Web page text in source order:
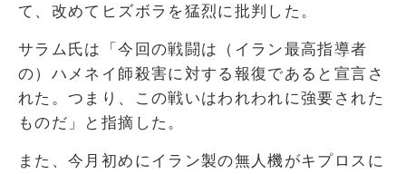
て、改めてヒズボラを猛烈に批判した。
サラム氏は「今回の戦闘は（イラン最高指導者
の）ハメネイ師殺害に対する報復であると宣言さ
れた。つまり、この戦いはわれわれに強要された
ものだ」と指摘した。
また、今月初めにイラン製の無人機がキプロスに